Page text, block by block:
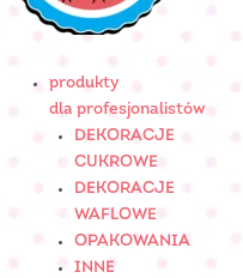
produkty
dla profesjonalistów
DEKORACJE
CUKROWE
DEKORACJE
WAFLOWE
OPAKOWANIA
INNE